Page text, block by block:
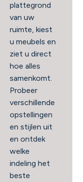
plattegrond
van uw
ruimte, kiest
u meubels en
ziet u direct
hoe alles
samenkomt.
Probeer
verschillende
opstellingen
en stijlen uit
en ontdek
welke
indeling het
beste